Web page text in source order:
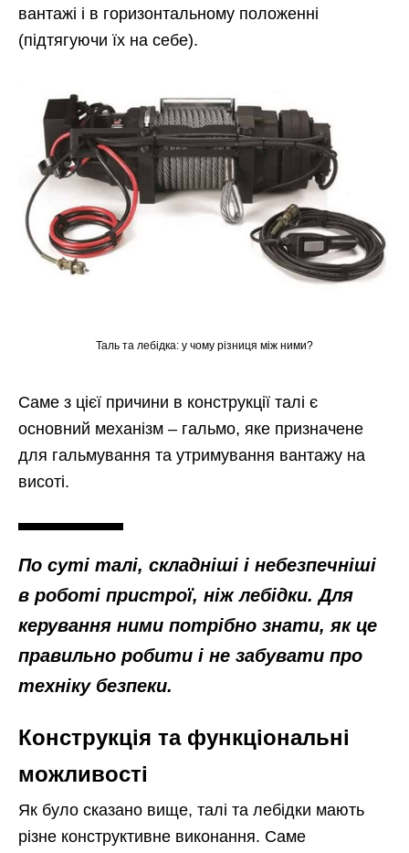
вантажі і в горизонтальному положенні
(підтягуючи їх на себе).
Таль та лебідка: у чому різниця між ними?
Саме з цієї причини в конструкції талі є
основний механізм – гальмо, яке призначене
для гальмування та утримування вантажу на
висоті.
По суті талі, складніші і небезпечніші
в роботі пристрої, ніж лебідки. Для
керування ними потрібно знати, як це
правильно робити і не забувати про
техніку безпеки.
Конструкція та функціональні
можливості
Як було сказано вище, талі та лебідки мають
різне конструктивне виконання. Саме